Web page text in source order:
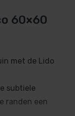
60×60
met de Lido
subtiele
randen een